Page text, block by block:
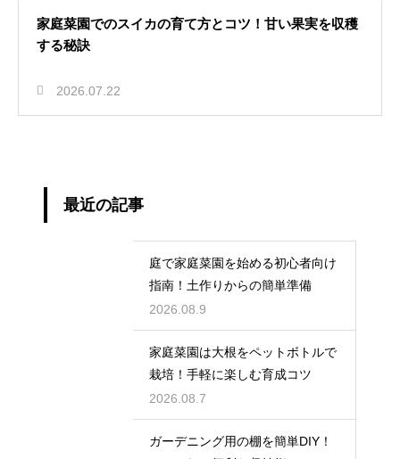
家庭菜園でのスイカの育て方とコツ！甘い果実を収穫
する秘訣
2026.07.22
最近の記事
庭で家庭菜園を始める初心者向け
指南！土作りからの簡単準備
2026.08.9
家庭菜園は大根をペットボトルで
栽培！手軽に楽しむ育成コツ
2026.08.7
ガーデニング用の棚を簡単DIY！